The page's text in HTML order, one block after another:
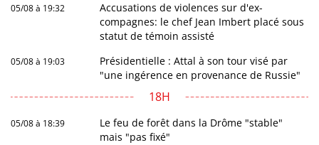
05/08 à 19:32
Accusations de violences sur d'ex-
compagnes: le chef Jean Imbert placé sous
statut de témoin assisté
05/08 à 19:03
Présidentielle : Attal à son tour visé par
"une ingérence en provenance de Russie"
18H
05/08 à 18:39
Le feu de forêt dans la Drôme "stable"
mais "pas fixé"